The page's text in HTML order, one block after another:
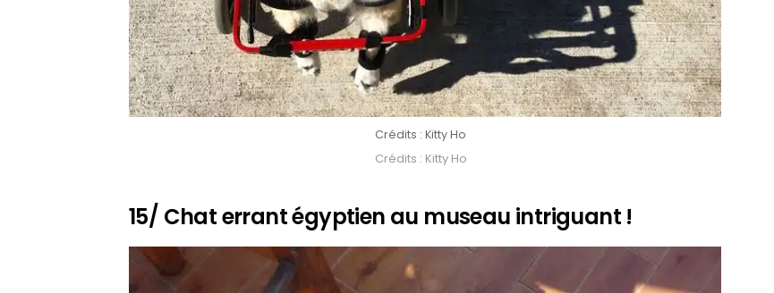
Crédits : Kitty Ho
Crédits : Kitty Ho
15/ Chat errant égyptien au museau intriguant !